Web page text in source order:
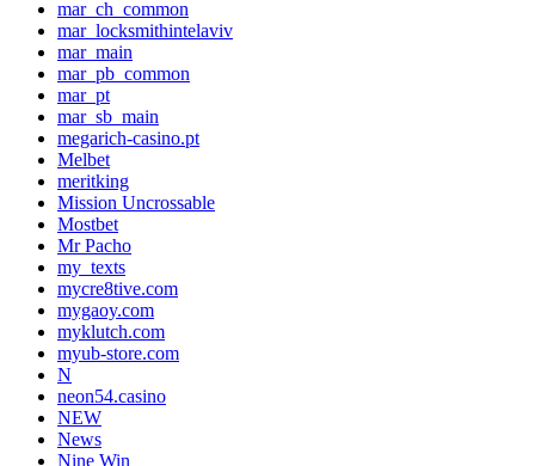
mar_ch_common
mar_locksmithintelaviv
mar_main
mar_pb_common
mar_pt
mar_sb_main
megarich-casino.pt
Melbet
meritking
Mission Uncrossable
Mostbet
Mr Pacho
my_texts
mycre8tive.com
mygaoy.com
myklutch.com
myub-store.com
N
neon54.casino
NEW
News
Nine Win